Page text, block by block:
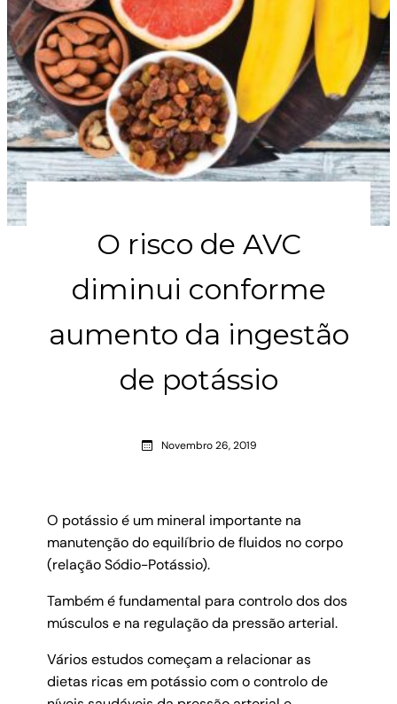
O risco de AVC
diminui conforme
aumento da ingestão
de potássio
Novembro 26, 2019
O potássio é um mineral importante na
manutenção do equilíbrio de fluidos no corpo
(relação Sódio-Potássio).
Também é fundamental para controlo dos dos
músculos e na regulação da pressão arterial.
Vários estudos começam a relacionar as
dietas ricas em potássio com o controlo de